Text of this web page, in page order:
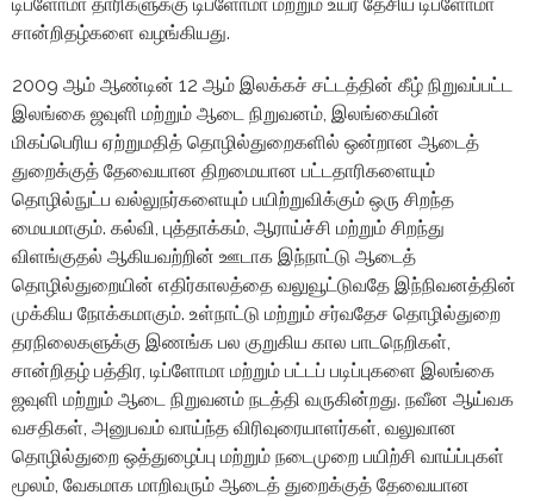
சான்றிதழ்களை வழங்கியது.
2009 ஆம் ஆண்டின் 12 ஆம் இலக்கச் சட்டத்தின் கீழ் நிறுவப்பட்ட
இலங்கை ஜவுளி மற்றும் ஆடை நிறுவனம், இலங்கையின்
மிகப்பெரிய ஏற்றுமதித் தொழில்துறைகளில் ஒன்றான ஆடைத்
துறைக்குத் தேவையான திறமையான பட்டதாரிகளையும்
தொழில்நுட்ப வல்லுநர்களையும் பயிற்றுவிக்கும் ஒரு சிறந்த
மையமாகும். கல்வி, புத்தாக்கம், ஆராய்ச்சி மற்றும் சிறந்து
விளங்குதல் ஆகியவற்றின் ஊடாக இந்நாட்டு ஆடைத்
தொழில்துறையின் எதிர்காலத்தை வலுவூட்டுவதே இந்நிவனத்தின்
முக்கிய நோக்கமாகும். உள்நாட்டு மற்றும் சர்வதேச தொழில்துறை
தரநிலைகளுக்கு இணங்க பல குறுகிய கால பாடநெறிகள்,
சான்றிதழ் பத்திர, டிப்ளோமா மற்றும் பட்டப் படிப்புகளை இலங்கை
ஜவுளி மற்றும் ஆடை நிறுவனம் நடத்தி வருகின்றது. நவீன ஆய்வக
வசதிகள், அனுபவம் வாய்ந்த விரிவுரையாளர்கள், வலுவான
தொழில்துறை ஒத்துழைப்பு மற்றும் நடைமுறை பயிற்சி வாய்ப்புகள்
மூலம், வேகமாக மாறிவரும் ஆடைத் துறைக்குத் தேவையான